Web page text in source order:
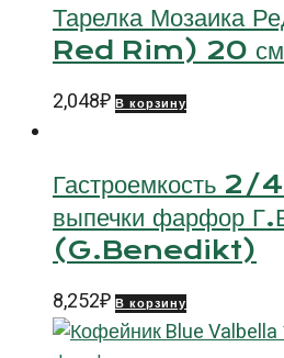
Тарелка Мозаика
Red Rim) 20 см
2,048₽ В корзину
Гастроемкость
выпечки фарфор
(G.Benedikt)
8,252₽ В корзину